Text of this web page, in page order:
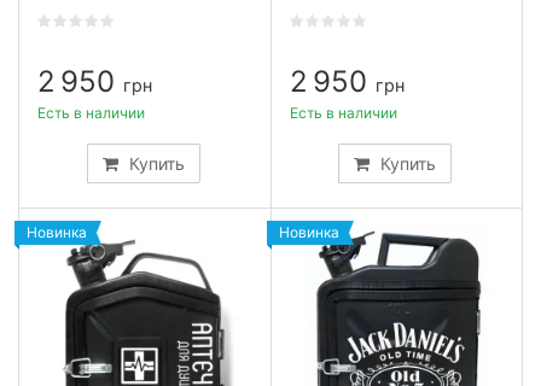
2 950 грн
Купить
Есть в наличии
2 950 грн
Купить
Есть в наличии
Новинка Новинка